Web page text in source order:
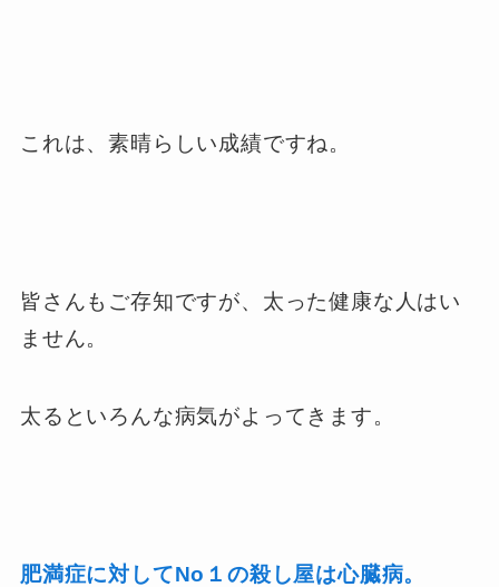
これは、素晴らしい成績ですね。
皆さんもご存知ですが、太った健康な人はい
ません。
太るといろんな病気がよってきます。
肥満症に対してNo１の殺し屋は心臓病。